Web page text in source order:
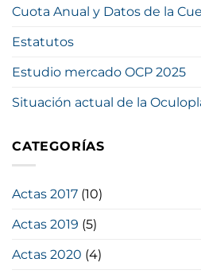
Cuota Anual y Datos de la
Estatutos
Estudio mercado OCP 2025
Situación actual de la
CATEGORÍAS
Actas 2017 (10)
Actas 2019 (5)
Actas 2020 (4)